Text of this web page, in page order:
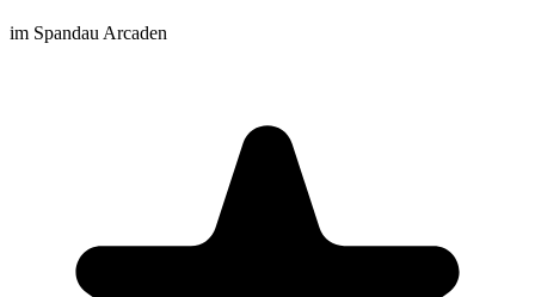
im Spandau Arcaden